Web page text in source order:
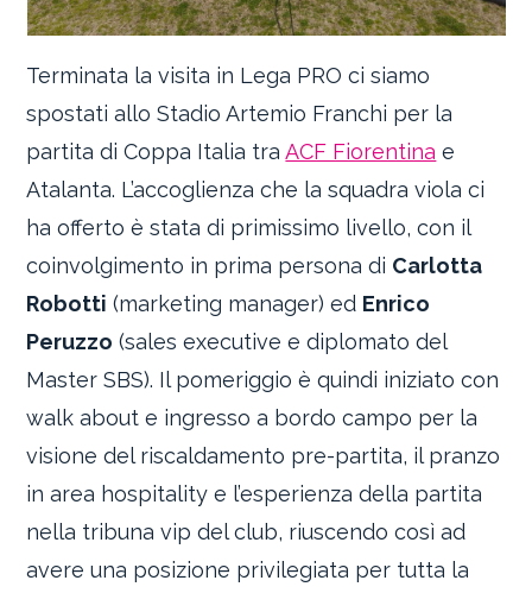
Terminata la visita in Lega PRO ci siamo
spostati allo Stadio Artemio Franchi per la
partita di Coppa Italia traACF Fiorentina e
Atalanta. L’accoglienza che la squadra viola ci
ha offerto è stata di primissimo livello, con il
coinvolgimento in prima persona di Carlotta
Robotti (marketing manager) ed Enrico
Peruzzo (sales executive e diplomato del
Master SBS). Il pomeriggio è quindi iniziato con
walk about e ingresso a bordo campo per la
visione del riscaldamento pre-partita, il pranzo
in area hospitality e l’esperienza della partita
nella tribuna vip del club, riuscendo così ad
avere una posizione privilegiata per tutta la